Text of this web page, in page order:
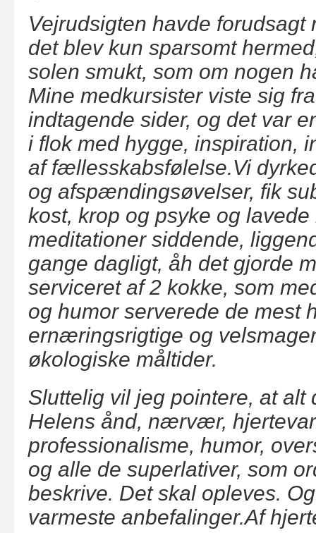
Vejrudsigten havde forudsagt
det blev kun sparsomt
solen smukt, som om nogen
Mine medkursister viste sig
indtagende sider, og det var
i flok med hygge, inspiration,
af fællesskabsfølelse.Vi
og afspændingsøvelser, fik
kost, krop og psyke og
meditationer siddende,
gange dagligt, åh det gjorde
serviceret af 2 kokke, som
og humor serverede de mest
ernæringsrigtige og
økologiske måltider.
Sluttelig vil jeg pointere, at alt
Helens ånd, nærvær,
professionalisme, humor,
og alle de superlativer, som
beskrive. Det skal opleves.
varmeste anbefalinger.Af